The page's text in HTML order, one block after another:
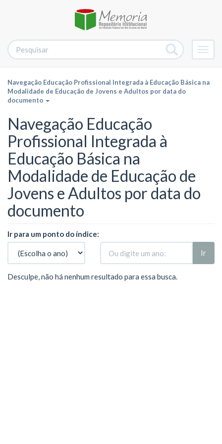
Navegação Educação Profissional Integrada à Educação Básica na
Modalidade de Educação de Jovens e Adultos por data do
documento
Navegação Educação
Profissional Integrada à
Educação Básica na
Modalidade de Educação de
Jovens e Adultos por data do
documento
Ir para um ponto do índice:
Ir
Desculpe, não há nenhum resultado para essa busca.